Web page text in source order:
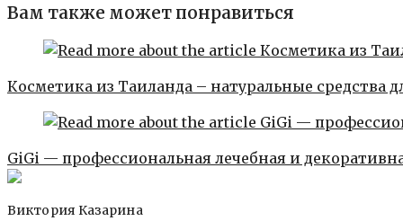
Вам также может понравиться
Косметика из Таиланда – натуральные средства
GiGi — профессиональная лечебная и
Виктория Казарина